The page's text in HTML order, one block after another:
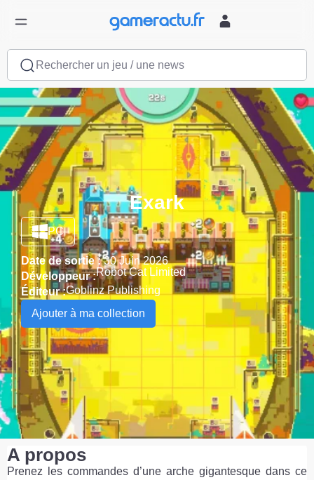
Rechercher un jeu / une news
Exark
PC
Date de sortie :30 Juin 2026
Développeur :Robot Cat Limited
Éditeur :Goblinz Publishing
Ajouter à ma collection
A propos
Prenez les commandes d’une arche gigantesque dans ce